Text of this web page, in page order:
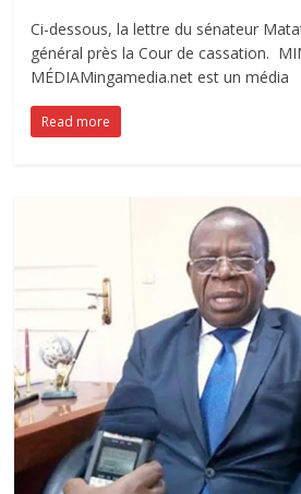
Ci-dessous, la lettre du sénateur
général près la Cour de cassation.
MÉDIAMingamedia.net est un média
Read more